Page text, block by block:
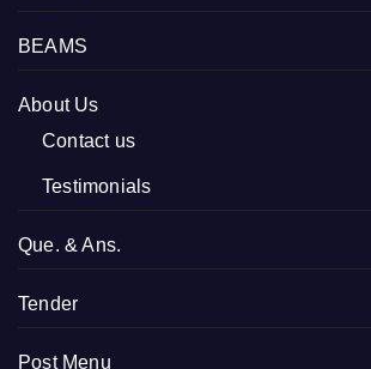
BEAMS
About Us
Contact us
Testimonials
Que. & Ans.
Tender
Post Menu